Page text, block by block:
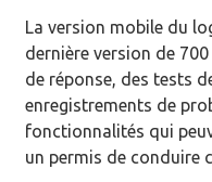
La version mobile du
dernière version de
de réponse, des tests
enregistrements de
fonctionnalités qui
un permis de conduire